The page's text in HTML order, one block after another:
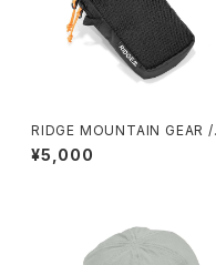
RIDGE MOUNTAIN GEAR /
CHEST INCREASE
¥5,000